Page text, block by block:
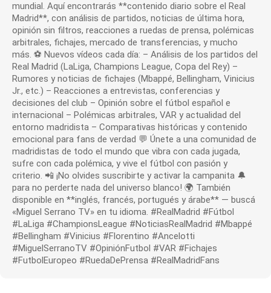
mundial. Aquí encontrarás **contenido diario sobre el Real
Madrid**, con análisis de partidos, noticias de última hora,
opinión sin filtros, reacciones a ruedas de prensa, polémicas
arbitrales, fichajes, mercado de transferencias, y mucho
más. ⚽ Nuevos vídeos cada día: – Análisis de los partidos del
Real Madrid (LaLiga, Champions League, Copa del Rey) –
Rumores y noticias de fichajes (Mbappé, Bellingham, Vinicius
Jr., etc.) – Reacciones a entrevistas, conferencias y
decisiones del club – Opinión sobre el fútbol español e
internacional – Polémicas arbitrales, VAR y actualidad del
entorno madridista – Comparativas históricas y contenido
emocional para fans de verdad 💬 Únete a una comunidad de
madridistas de todo el mundo que vibra con cada jugada,
sufre con cada polémica, y vive el fútbol con pasión y
criterio. 📲 ¡No olvides suscribirte y activar la campanita 🔔
para no perderte nada del universo blanco! 🌍 También
disponible en **inglés, francés, portugués y árabe** — buscá
«Miguel Serrano TV» en tu idioma. #RealMadrid #Fútbol
#LaLiga #ChampionsLeague #NoticiasRealMadrid #Mbappé
#Bellingham #Vinicius #Florentino #Ancelotti
#MiguelSerranoTV #OpiniónFutbol #VAR #Fichajes
#FutbolEuropeo #RuedaDePrensa #RealMadridFans